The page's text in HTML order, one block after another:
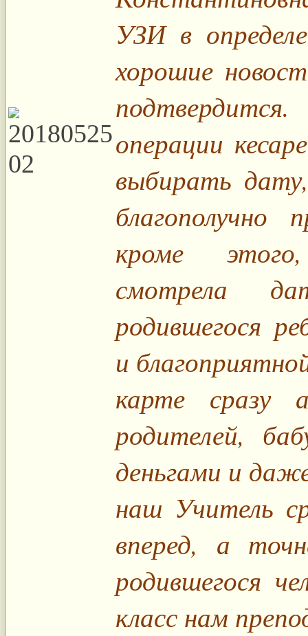
УЗИ в
хорошие
операции
выбирать
благополучно
кроме
смотрела
родившегося
и
карте сразу
родителей,
деньгами и
наш Учитель
вперед, а
родившегося
класс нам